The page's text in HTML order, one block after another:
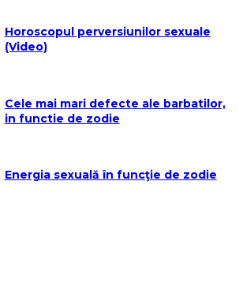
Horoscopul perversiunilor sexuale
(Video)
Cele mai mari defecte ale barbatilor,
in functie de zodie
Energia sexuală în funcţie de zodie